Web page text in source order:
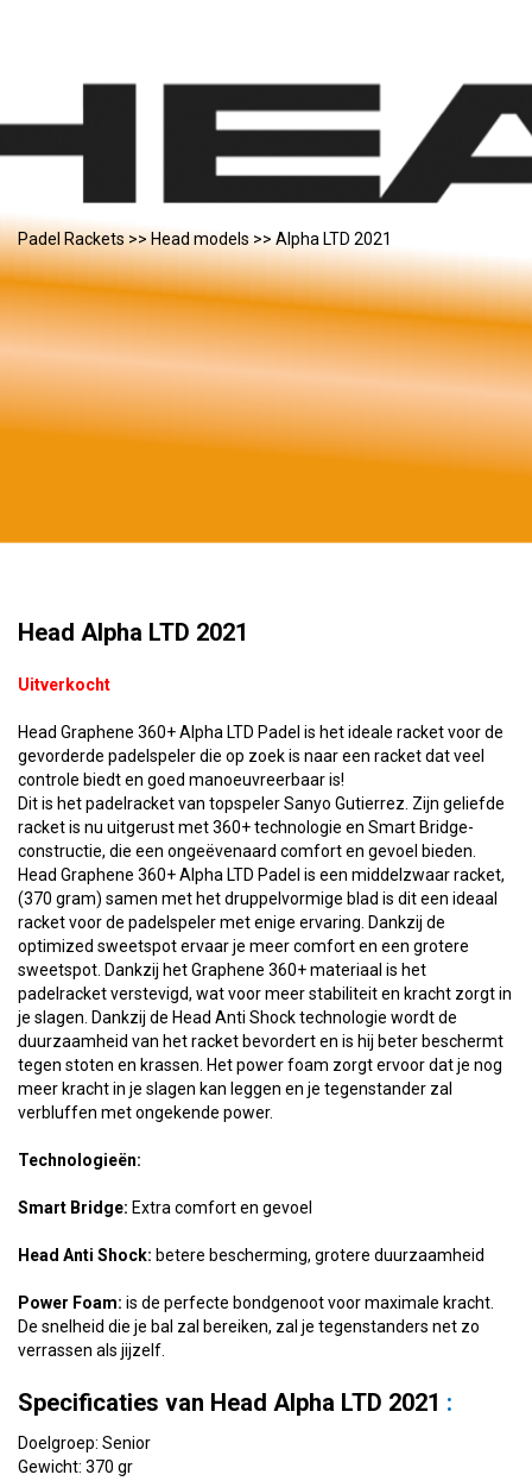
Padel Rackets>>Head models>> Alpha LTD 2021
Head Alpha LTD 2021
Uitverkocht
Head Graphene 360+ Alpha LTD Padel is het ideale racket voor de
gevorderde padelspeler die op zoek is naar een racket dat veel
controle biedt en goed manoeuvreerbaar is!
Dit is het padelracket van topspeler Sanyo Gutierrez. Zijn geliefde
racket is nu uitgerust met 360+ technologie en Smart Bridge-
constructie, die een ongeëvenaard comfort en gevoel bieden.
Head Graphene 360+ Alpha LTD Padel is een middelzwaar racket,
(370 gram) samen met het druppelvormige blad is dit een ideaal
racket voor de padelspeler met enige ervaring. Dankzij de
optimized sweetspot ervaar je meer comfort en een grotere
sweetspot. Dankzij het Graphene 360+ materiaal is het
padelracket verstevigd, wat voor meer stabiliteit en kracht zorgt in
je slagen. Dankzij de Head Anti Shock technologie wordt de
duurzaamheid van het racket bevordert en is hij beter beschermt
tegen stoten en krassen. Het power foam zorgt ervoor dat je nog
meer kracht in je slagen kan leggen en je tegenstander zal
verbluffen met ongekende power.
Technologieën:
Smart Bridge: Extra comfort en gevoel
Head Anti Shock: betere bescherming, grotere duurzaamheid
Power Foam: is de perfecte bondgenoot voor maximale kracht.
De snelheid die je bal zal bereiken, zal je tegenstanders net zo
verrassen als jijzelf.
Specificaties van Head Alpha LTD 2021 :
Doelgroep: Senior
Gewicht: 370 gr